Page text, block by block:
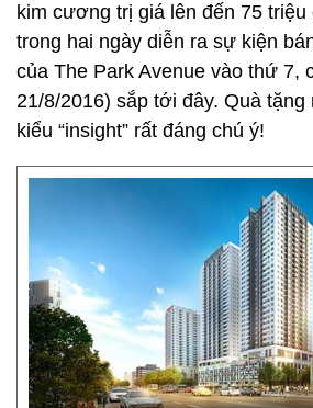
kim cương trị giá lên đến 75 triệu
trong hai ngày diễn ra sự kiện
của The Park Avenue vào thứ 7,
21/8/2016) sắp tới đây. Quà tặng
kiểu “insight” rất đáng chú ý!